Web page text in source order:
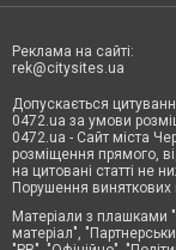
Реклама на сайті:
rek@citysites.ua
Допускається
0472.ua за умови
0472.ua - Сайт міста
розміщення прямого,
на цитовані статті не
Порушення
Матеріали з плашками
матеріал",